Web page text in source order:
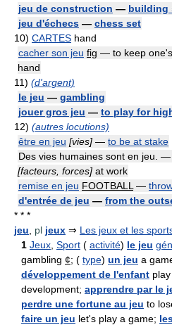
jeu de construction — building
jeu d'échecs — chess set
10) CARTES hand
cacher son jeu fig — to keep
hand
11) (d'argent)
le jeu — gambling
jouer gros jeu — to play for
12) (autres locutions)
être en jeu [vies] — to be at stake
Des vies humaines sont en jeu. —
[facteurs, forces] at work
remise en jeu FOOTBALL —
d'entrée de jeu — from the
* * *
jeu
pl jeux ⇒ Les jeux et les
1 Jeux Sport ( activité) le jeu gén
gambling ¢; ( type) un jeu a
développement de l'enfant
development; apprendre par le
perdre une fortune au jeu to
faire un jeu let's play a game;